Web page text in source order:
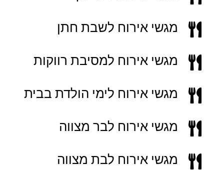
 מגשי אירוח לשבת חתן
 מגשי אירוח למסיבת רווקות
 מגשי אירוח לימי הולדת בבית
 מגשי אירוח לבר מצווה
 מגשי אירוח לבת מצווה